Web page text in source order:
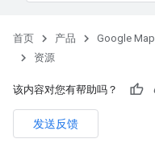
首页 产品 Google
资源
该内容对您有帮助吗？
发送反馈